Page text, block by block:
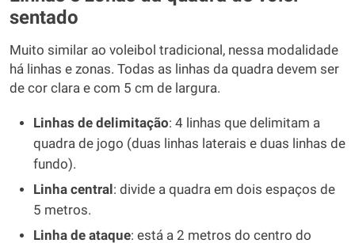
sentado
Muito similar ao voleibol tradicional, nessa modalidade
há linhas e zonas. Todas as linhas da quadra devem ser
de cor clara e com 5 cm de largura.
Linhas de delimitação: 4 linhas que delimitam a
quadra de jogo (duas linhas laterais e duas linhas de
fundo).
Linha central: divide a quadra em dois espaços de
5 metros.
Linha de ataque: está a 2 metros do centro do